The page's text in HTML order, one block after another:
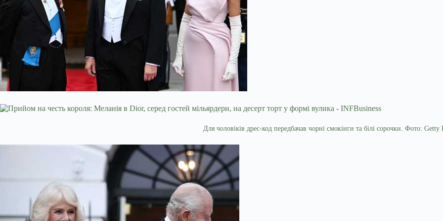
Для чоловіків дрес-код передбачав чорні смокінги та білі сорочки. Фото: Getty